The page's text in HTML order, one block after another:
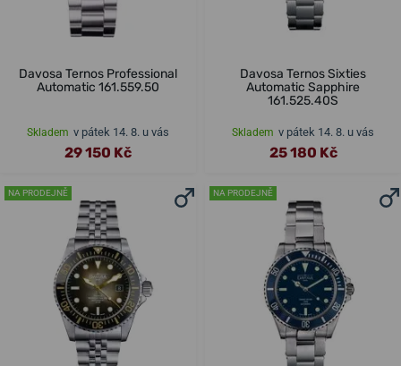
Davosa Ternos Professional
Automatic 161.559.50
Skladem v pátek 14. 8. u vás
29 150 Kč
Davosa Ternos Sixties
Automatic Sapphire
161.525.40S
Skladem v pátek 14. 8. u vás
25 180 Kč
NA PRODEJNĚ NA PRODEJNĚ